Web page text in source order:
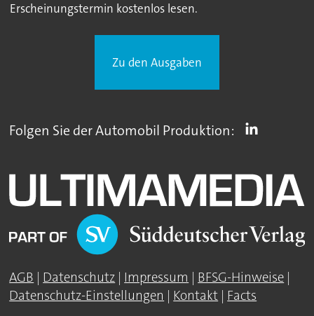
Erscheinungstermin kostenlos lesen.
Zu den Ausgaben
Folgen Sie der Automobil Produktion:
AGB | Datenschutz | Impressum | BFSG-Hinweise |
Datenschutz-Einstellungen | Kontakt | Facts